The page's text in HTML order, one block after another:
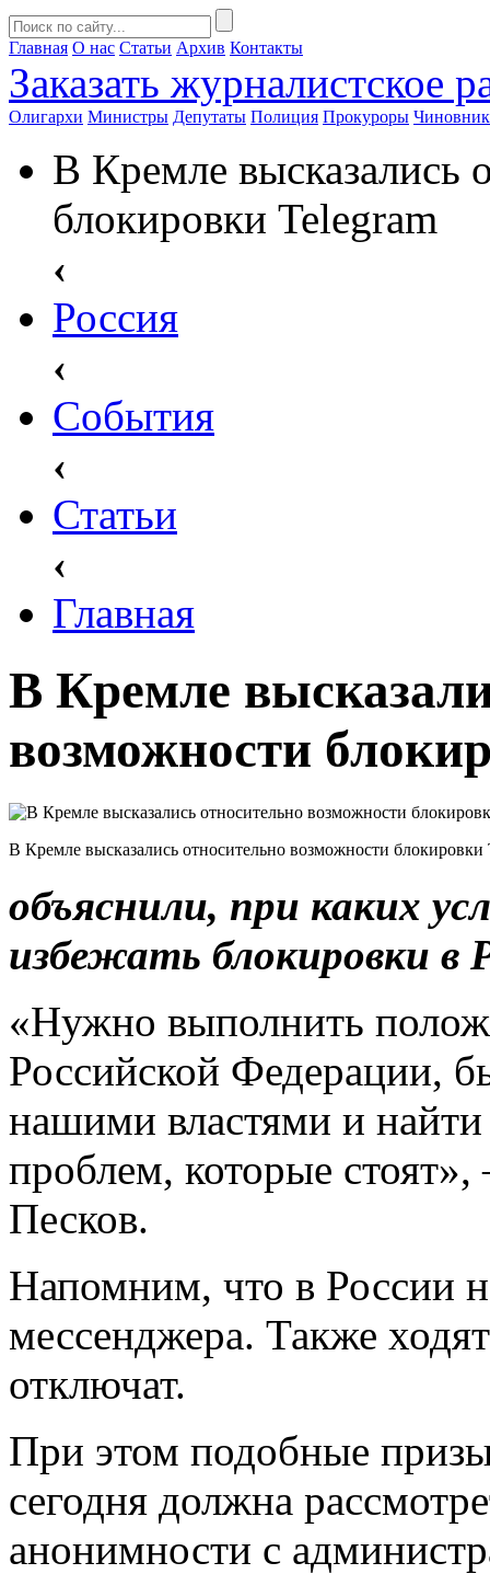
Главная О нас Статьи Архив Контакты
Заказать журналистское
Олигархи Министры Депутаты Полиция Прокуроры
В Кремле высказались
блокировки Telegram
‹
Россия
‹
События
‹
Статьи
‹
Главная
В Кремле
возможности
В Кремле высказались относительно возможности блокировки
объяснили, при каких
избежать блокировки в
«Нужно выполнить
Российской Федерации,
нашими властями и
проблем, которые
Песков.
Напомним, что в России
мессенджера. Также
отключат.
При этом подобные
сегодня должна
анонимности с